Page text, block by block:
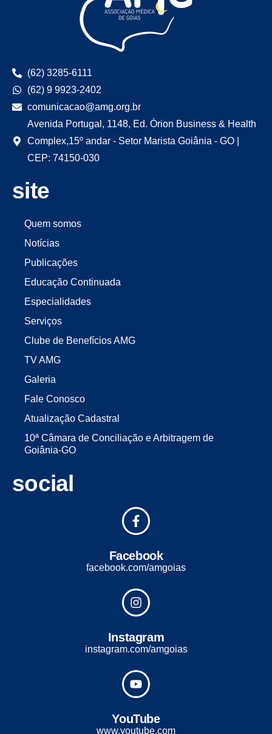
(62) 3285-6111
(62) 9 9923-2402
comunicacao@amg.org.br
Avenida Portugal, 1148, Ed. Órion Business & Health
Complex,15º andar - Setor Marista Goiânia - GO |
CEP: 74150-030
site
Quem somos
Notícias
Publicações
Educação Continuada
Especialidades
Serviços
Clube de Benefícios AMG
TV AMG
Galeria
Fale Conosco
Atualização Cadastral
10ª Câmara de Conciliação e Arbitragem de
Goiânia-GO
social
Facebook
facebook.com/amgoias
Instagram
instagram.com/amgoias
YouTube
www.youtube.com